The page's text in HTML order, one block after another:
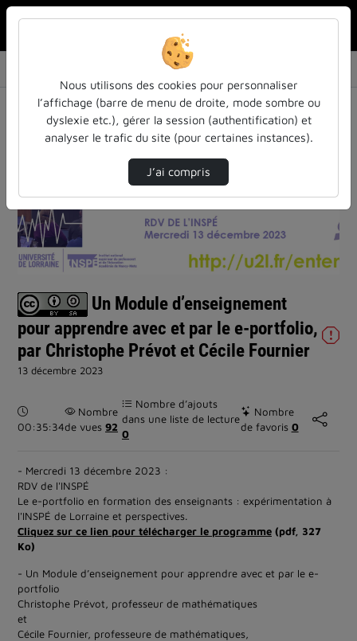
Un Module d’enseignement pour apprendre avec…
Lire
la
vidéo
Un Module d’enseignement
pour apprendre avec et par le e-portfolio,
par Christophe Prévot et Cécile Fournier
13 décembre 2023
Durée :
00:35:34
Nombre
de vues 92
Nombre d’ajouts
dans une liste de lecture
0
Nombre
de favoris 0
- Mercredi 13 décembre 2023 :
RDV de l'INSPÉ
Le e-portfolio en formation des enseignants : expérimentation à
l'INSPÉ de Lorraine et perspectives.
Cliquez sur ce lien pour télécharger le programme (pdf, 327
Ko)
- Un Module d’enseignement pour apprendre avec et par le e-
portfolio
Christophe Prévot, professeur de mathématiques
et
Cécile Fournier, professeure de mathématiques,
Nous utilisons des cookies pour personnaliser
l’affichage (barre de menu de droite, mode sombre ou
dyslexie etc.), gérer la session (authentification) et
analyser le trafic du site (pour certaines instances).
J’ai compris